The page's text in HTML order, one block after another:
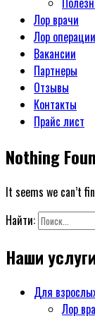
Лор врачи
Лор операции
Вакансии
Партнеры
Отзывы
Контакты
Прайс лист
Nothing
It seems we can’t
Найти:
Наши услуги
Для
Лор